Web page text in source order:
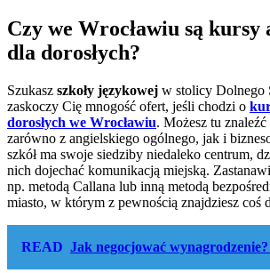
Czy we Wrocławiu są kursy
dla dorosłych?
Szukasz szkoły językowej w stolicy Dolnego
zaskoczy Cię mnogość ofert, jeśli chodzi o
dorosłych we Wrocławiu. Możesz tu
zarówno z angielskiego ogólnego, jak i
szkół ma swoje siedziby niedaleko centrum,
nich dojechać komunikacją miejską.
np. metodą Callana lub inną metodą
miasto, w którym z pewnością znajdziesz coś
READ Jak negocjować